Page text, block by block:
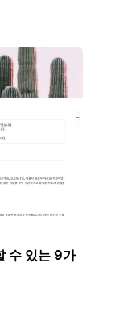
수 있는 9가